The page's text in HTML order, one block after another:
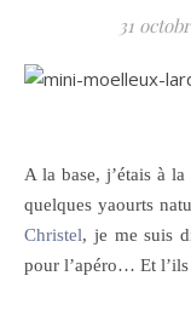
31
A la base, j’étais à
quelques yaourts
Christel, je me suis
pour l’apéro… Et l’ils